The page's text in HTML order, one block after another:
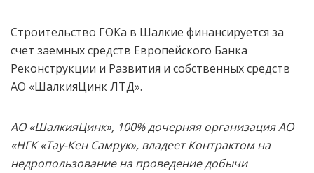
Строительство ГОКа в Шалкие финансируется за
счет заемных средств Европейского Банка
Реконструкции и Развития и собственных средств
АО «ШалкияЦинк ЛТД».
АО «ШалкияЦинк», 100% дочерняя организация АО
«НГК «Тау-Кен Самрук», владеет Контрактом на
недропользование на проведение добычи